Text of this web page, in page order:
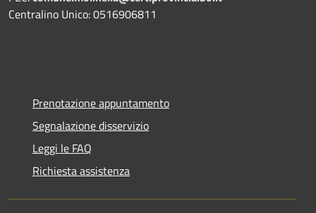
Centralino Unico: 0516906811
Prenotazione appuntamento
Segnalazione disservizio
Leggi le FAQ
Richiesta assistenza